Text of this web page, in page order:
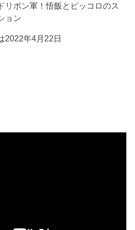
リボン軍！悟飯とピッコロのス
ョン
2022年4月22日